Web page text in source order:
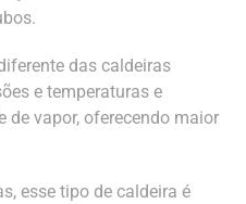
das caldeiras
e temperaturas e
de vapor, oferecendo maior
esse tipo de caldeira é